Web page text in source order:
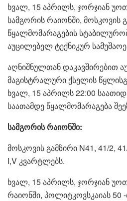
ხვალ, 15 აპრილს, ჯორჯიან
სამგორის რაიონში, მოსკოვის
წყალმომარაგების
აუცილებელ ტექნიკურ
აღნიშნულთან დაკავშირებით
მაგისტრალური ქსელის
ხვალ, 15 აპრილს 22:00
საათამდე წყალმომარაგება
სამგორის რაიონში:
მოსკოვის გამზირი N41, 41/2,
I,V კვარტლებს.
ხვალ, 15 აპრილს, ჯორჯიან
რაიონში, პოლიტკოვსკაიას 50